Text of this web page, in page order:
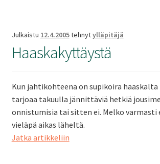
Julkaistu 12.4.2005tehnytylläpitäjä
Haaskakyttäystä
Kun jahtikohteena on supikoira
tarjoaa takuulla jännittäviä hetkiä
onnistumisia tai sitten ei. Melko varmasti
vieläpä aikas läheltä.
Jatka artikkeliinHaaskakyttäystä